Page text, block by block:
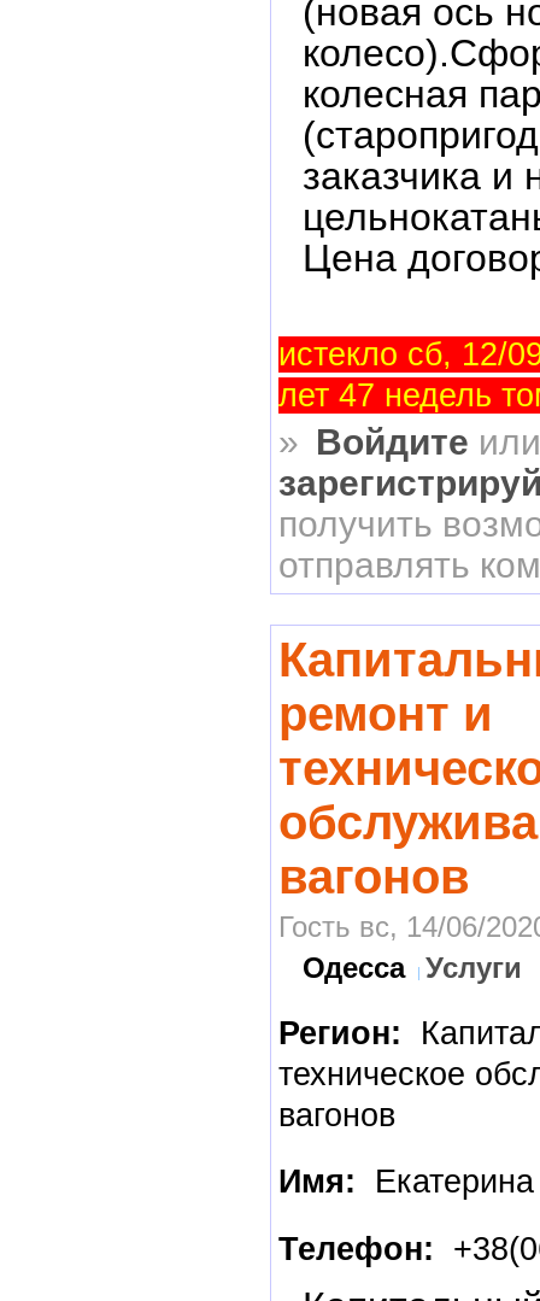
(новая ось
колесная
заказчика
Цена
истекло сб, 12/
лет 47 недель
» Войдите
получить
отправлять
ремонт и
вагонов
Гость вс, 14/06/
Одесса
Услуги
Регион:
техническое
вагонов
Имя:
Екатерина
Телефон: